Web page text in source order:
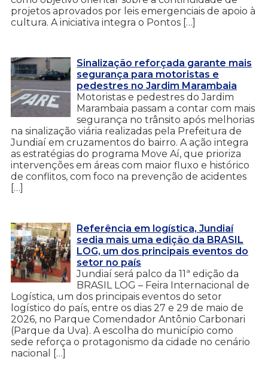
projetos aprovados por leis emergenciais de apoio à
cultura. A iniciativa integra o Pontos […]
Sinalização reforçada garante mais
segurança para motoristas e
pedestres no Jardim Marambaia
Motoristas e pedestres do Jardim
Marambaia passam a contar com mais
segurança no trânsito após melhorias
na sinalização viária realizadas pela Prefeitura de
Jundiaí em cruzamentos do bairro. A ação integra
as estratégias do programa Move Aí, que prioriza
intervenções em áreas com maior fluxo e histórico
de conflitos, com foco na prevenção de acidentes
[…]
Referência em logística, Jundiaí
sedia mais uma edição da BRASIL
LOG, um dos principais eventos do
setor no país
Jundiaí será palco da 11ª edição da
BRASIL LOG – Feira Internacional de
Logística, um dos principais eventos do setor
logístico do país, entre os dias 27 e 29 de maio de
2026, no Parque Comendador Antônio Carbonari
(Parque da Uva). A escolha do município como
sede reforça o protagonismo da cidade no cenário
nacional […]